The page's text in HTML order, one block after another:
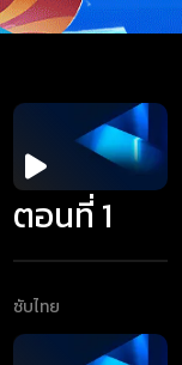
ตอนที่ 1
ซับไทย